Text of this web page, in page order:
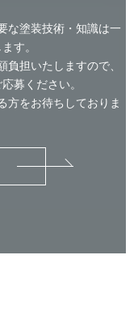
な塗装技術・知識は一
す。
担いたしますので、
募ください。
方をお待ちしておりま